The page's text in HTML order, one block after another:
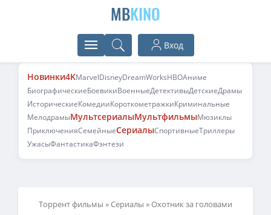
MBKINO
Вход
Новинки4KMarvelDisneyDreamWorksHBOАниме
БиографическиеБоевикиВоенныеДетективыДетскиеДрамы
ИсторическиеКомедииКороткометражкиКриминальные
МелодрамыМультсериалыМультфильмыМюзиклы
ПриключенияСемейныеСериалыСпортивныеТриллеры
УжасыФантастикаФэнтези
Торрент фильмы »Сериалы » Охотник за головами